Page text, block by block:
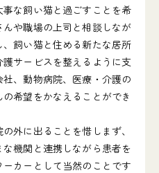
な飼い猫と過ごすことを希
や職場の上司と相談しなが
飼い猫と住める新たな居所
サービスを整えるように支
、動物病院、医療・介護の
希望をかなえることができ
外に出ることを惜しまず、
機関と連携しながら患者を
カーとして当然のことです